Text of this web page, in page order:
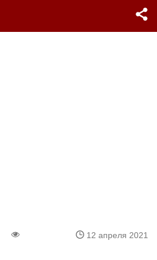
12 апреля 2021